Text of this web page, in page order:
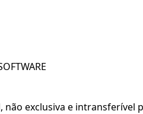
exclusiva e